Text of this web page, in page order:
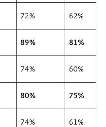
72% 62%
89% 81%
74% 60%
80% 75%
74% 61%